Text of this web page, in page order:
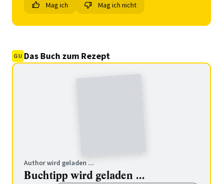
Mag ich Mag ich nicht
Das Buch zum Rezept
Author wird geladen ...
Buchtipp wird geladen ...